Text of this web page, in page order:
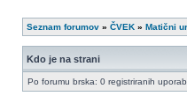
Seznam forumov » ČVEK » Matični
Kdo je na strani
Po forumu brska: 0 registriranih